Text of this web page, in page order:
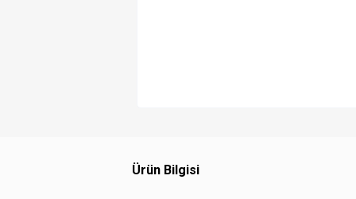
Ürün Bilgisi